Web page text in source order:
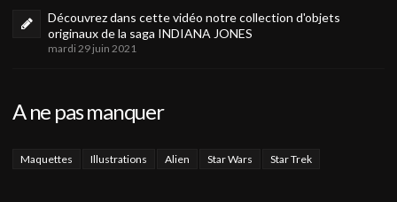
Découvrez dans cette vidéo notre collection d'objets
originaux de la saga INDIANA JONES
mardi 29 juin 2021
A ne pas manquer
Maquettes Illustrations Alien Star Wars Star Trek